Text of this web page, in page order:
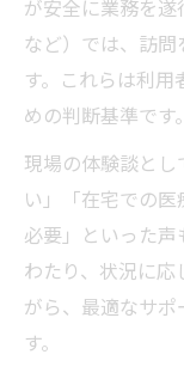
が安全に業務を
など）では、訪
す。これらは利
めの判断基準です。
現場の体験談と
い」「在宅での
必要」といった
わたり、状況に
がら、最適なサ
す。